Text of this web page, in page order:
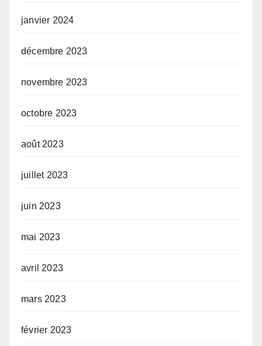
janvier 2024
décembre 2023
novembre 2023
octobre 2023
août 2023
juillet 2023
juin 2023
mai 2023
avril 2023
mars 2023
février 2023